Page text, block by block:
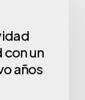
con un
años